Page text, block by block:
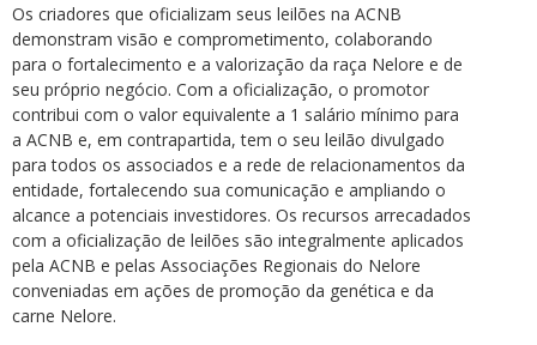
Os criadores que oficializam seus leilões na ACNB
demonstram visão e comprometimento, colaborando
para o fortalecimento e a valorização da raça Nelore e de
seu próprio negócio. Com a oficialização, o promotor
contribui com o valor equivalente a 1 salário mínimo para
a ACNB e, em contrapartida, tem o seu leilão divulgado
para todos os associados e a rede de relacionamentos da
entidade, fortalecendo sua comunicação e ampliando o
alcance a potenciais investidores. Os recursos arrecadados
com a oficialização de leilões são integralmente aplicados
pela ACNB e pelas Associações Regionais do Nelore
conveniadas em ações de promoção da genética e da
carne Nelore.